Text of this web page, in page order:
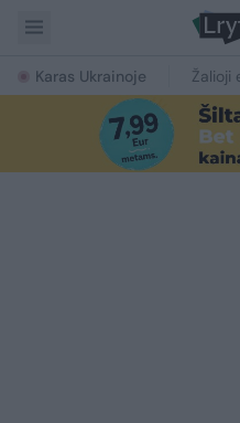
Karas Ukrainoje Žalioji